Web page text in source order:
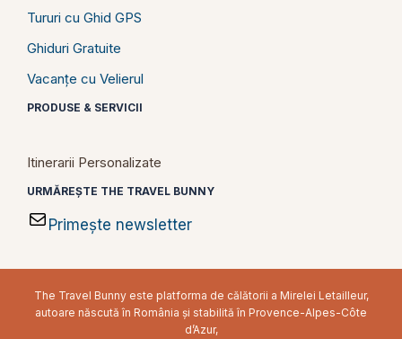
Tururi cu Ghid GPS
Ghiduri Gratuite
Vacanțe cu Velierul
PRODUSE & SERVICII
Itinerarii Personalizate
URMĂREȘTE THE TRAVEL BUNNY
Primește newsletter
The Travel Bunny este platforma de călătorii a Mirelei Letailleur,
autoare născută în România și stabilită în Provence-Alpes-Côte
d’Azur,